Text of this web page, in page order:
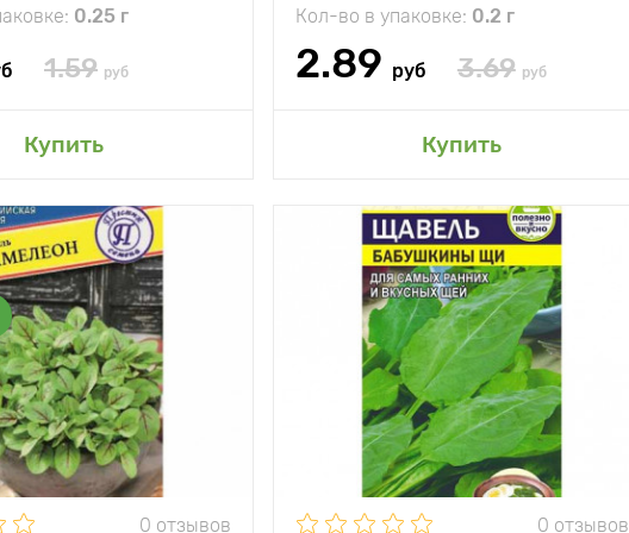
0.25 г
1.59 руб
Купитьв мой сад
Кол-во в упаковке: 0.2 г
2.89 руб 3.69 руб
Купить
Добавить в мой сад
0 отзывов
круглогодичного
выращивания
17 - 30 см
10 х 20 см
Яркий рассеянный
0 отзывов
Особенности
не грубеет весь
Высота растения 30 - 40 см
Растояние между
растениями
10 х 20 см
Местоположение
солнце, полутень,
Морозостойкость многолетник